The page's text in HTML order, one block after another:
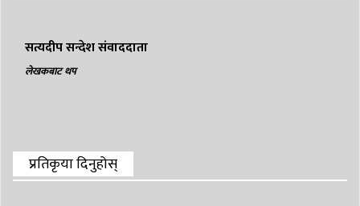
सत्यदीप सन्देश संवाददाता
लेखकबाट थप
प्रतिकृया दिनुहोस्